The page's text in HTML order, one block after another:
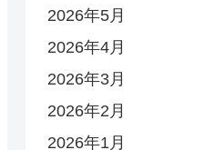
2026年5月
2026年4月
2026年3月
2026年2月
2026年1月